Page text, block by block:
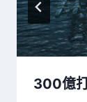
300億